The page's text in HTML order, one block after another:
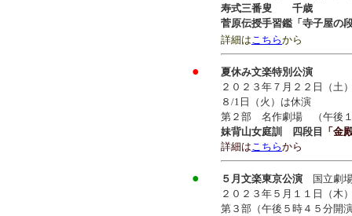
寿式三番叟 千歳
菅原伝授手習鑑「寺子屋の
詳細はこちらから
●
夏休み文楽特別公演
２０２３年７月２２日（土
８/1日（火）は休演
第２部 名作劇場 （午後１
妹背山女庭訓 四段目
「金
詳細はこちらから
● ５月文楽東京公演
国立劇
２０２３年５月１１日（
第３部（午後５時４５分開